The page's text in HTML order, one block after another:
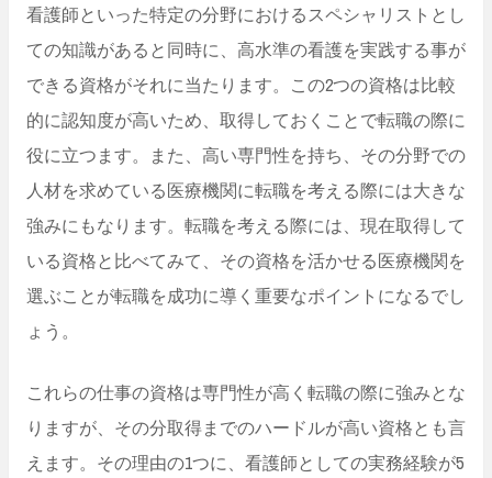
看護師といった特定の分野におけるスペシャリストとし
ての知識があると同時に、高水準の看護を実践する事が
できる資格がそれに当たります。この2つの資格は比較
的に認知度が高いため、取得しておくことで転職の際に
役に立つます。また、高い専門性を持ち、その分野での
人材を求めている医療機関に転職を考える際には大きな
強みにもなります。転職を考える際には、現在取得して
いる資格と比べてみて、その資格を活かせる医療機関を
選ぶことが転職を成功に導く重要なポイントになるでし
ょう。
これらの仕事の資格は専門性が高く転職の際に強みとな
りますが、その分取得までのハードルが高い資格とも言
えます。その理由の1つに、看護師としての実務経験が5